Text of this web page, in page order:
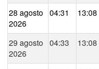
28 agosto
2026
04:31 13:08
29 agosto
2026
04:33 13:08